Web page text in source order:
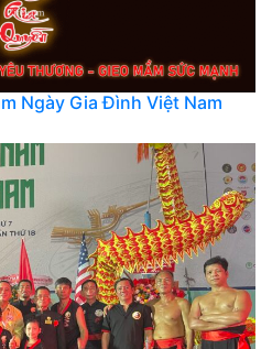
Ngày Gia Đình Việt Nam